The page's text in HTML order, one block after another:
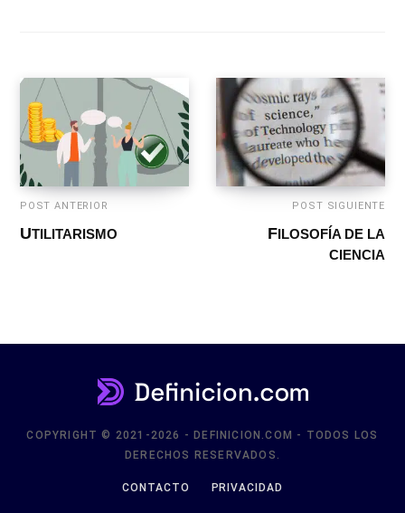
POST ANTERIOR
UTILITARISMO
POST SIGUIENTE
FILOSOFÍA DE LA
CIENCIA
COPYRIGHT © 2021-2026 - DEFINICION.COM - TODOS LOS
DERECHOS RESERVADOS.
CONTACTO PRIVACIDAD